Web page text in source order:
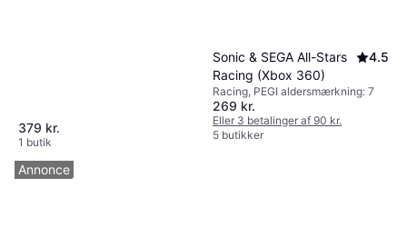
379 kr.
1 butik
Sonic & SEGA All-Stars
Racing (Xbox 360)
4.5
Racing, PEGI aldersmærkning: 7
269 kr.
Eller 3 betalinger af 90 kr.
5 butikker
Annonce